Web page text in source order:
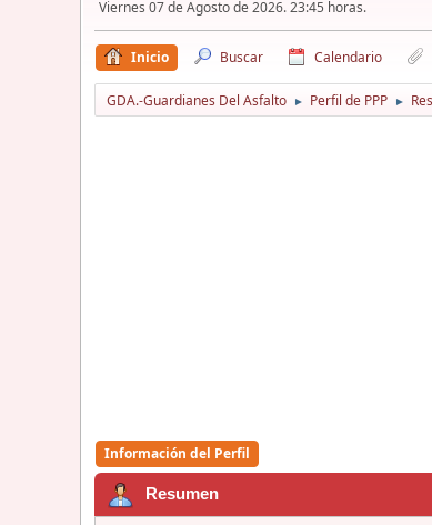
Viernes 07 de Agosto de 2026. 23:45 horas.
Inicio Buscar Calendario
GDA.-Guardianes Del Asfalto ► Perfil de PPP ►
Información del Perfil
Resumen